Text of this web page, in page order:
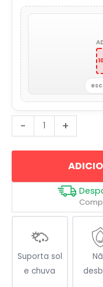
-
de
Guerra
quantidade
+
Suporta sol
e chuva